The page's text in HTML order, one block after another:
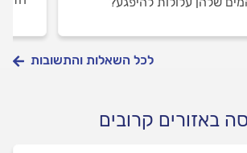
לכל השאלות והתשובות
באזורים קרובים